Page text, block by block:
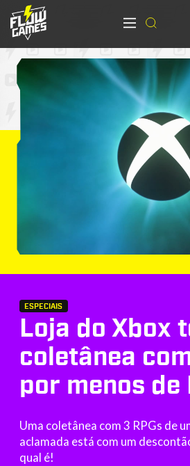
ESPECIAIS
Loja do Xbox
coletânea
por menos de
Uma coletânea com 3 RPGs de
aclamada está com um
qual é!